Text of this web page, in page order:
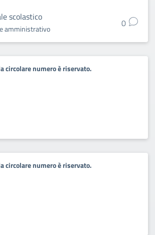
scolastico
amministrativo 0
circolare numero è riservato.
circolare numero è riservato.